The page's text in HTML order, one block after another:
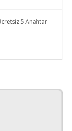
5 Anahtar